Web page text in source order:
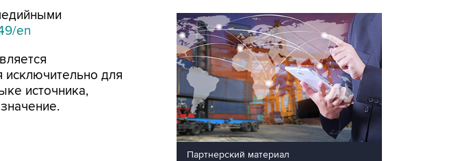
en
исключительно для
источника,
Партнерский материал